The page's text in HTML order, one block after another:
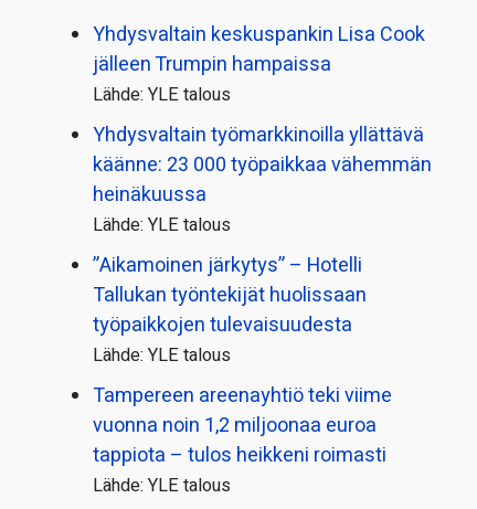
Yhdysvaltain keskuspankin Lisa Cook
jälleen Trumpin hampaissa
Lähde: YLE talous
Yhdysvaltain työmarkkinoilla yllättävä
käänne: 23 000 työpaikkaa vähemmän
heinäkuussa
Lähde: YLE talous
”Aikamoinen järkytys” – Hotelli
Tallukan työntekijät huolissaan
työpaikkojen tulevaisuudesta
Lähde: YLE talous
Tampereen areenayhtiö teki viime
vuonna noin 1,2 miljoonaa euroa
tappiota – tulos heikkeni roimasti
Lähde: YLE talous